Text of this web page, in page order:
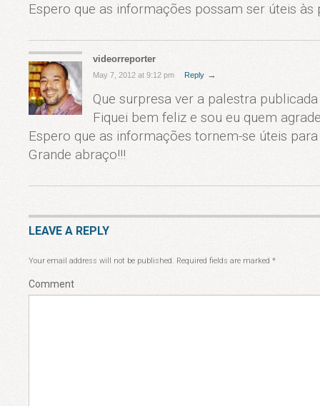
Espero que as informações possam ser úteis às
videorreporter
May 7, 2012 at 9:12 pm Reply →
Que surpresa ver a palestra publicada
Fiquei bem feliz e sou eu quem
Espero que as informações tornem-se úteis
Grande abraço!!!
LEAVE A REPLY
Your email address will not be published. Required fields are marked *
Comment